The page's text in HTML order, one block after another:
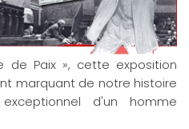
de Paix », cette exposition
marquant de notre histoire
d'un homme